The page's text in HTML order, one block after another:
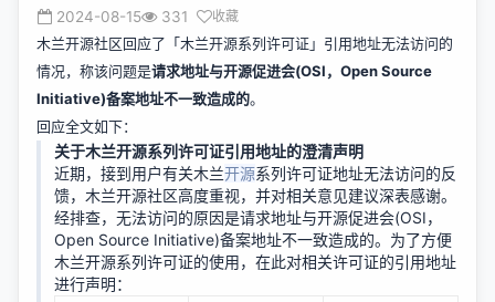
2024-08-15 331 收藏
木兰开源社区回应了「木兰开源系列许可证」 引用地址无法访问的
情况，称该问题是请求地址与开源促进会(OSI，Open Source
Initiative)备案地址不一致造成的。
回应全文如下：
关于木兰开源系列许可证引用地址的澄清声明
近期，接到用户有关木兰开源系列许可证地址无法访问的反
馈，木兰开源社区高度重视，并对相关意见建议深表感谢。
经排查，无法访问的原因是请求地址与开源促进会(OSI，
Open Source Initiative)备案地址不一致造成的。为了方便
木兰开源系列许可证的使用，在此对相关许可证的引用地址
进行声明：